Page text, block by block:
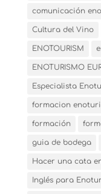
comunicación
Cultura del Vino
ENOTOURISM
ENOTURISMO
Especialista
formacion
formación
guia de bodega
Hacer una cata
Inglés para